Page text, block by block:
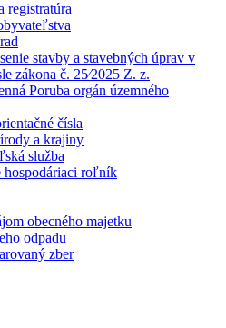
registratúra
stavby a stavebných úprav v
zákona č. 25⁄2025 Z. z.
Poruba orgán územného
čísla
a krajiny
služba
hospodáriaci roľník
obecného majetku
odpadu
zber